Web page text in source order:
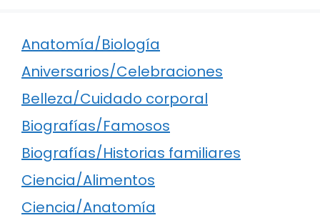
Anatomía/Biología
Aniversarios/Celebraciones
Belleza/Cuidado corporal
Biografías/Famosos
Biografías/Historias familiares
Ciencia/Alimentos
Ciencia/Anatomía